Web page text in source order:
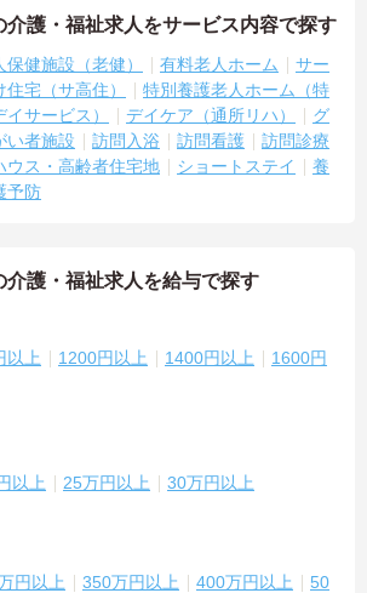
介護・福祉求人をサービス内容で探す
健施設（老健） 有料老人ホーム
サー
宅（サ高住）
特別養護老人ホーム（特
サービス） デイケア（通所リハ）
グ
い者施設 訪問入浴 訪問看護
訪問診療
ウス・高齢者住宅地 ショートステイ
養
予防
介護・福祉求人を給与で探す
以上 1200円以上 1400円以上
1600円
以上 25万円以上 30万円以上
円以上 350万円以上 400万円以上
50